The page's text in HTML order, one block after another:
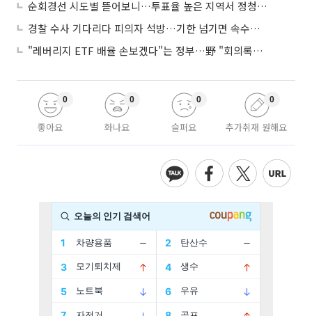
순회경선 시도별 뜯어보니…투표율 높은 지역서 정청래 강세
경찰 수사 기다리다 피의자 석방…기한 넘기면 속수무책
"레버리지 ETF 배율 손보겠다"는 정부…野 "회의록부터 내놔야"
좋아요
0
화나요
0
슬퍼요
0
추가취재 원해요
0